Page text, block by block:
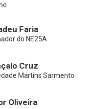
Faria
do NE25A
Cruz
Martins Sarmento
Oliveira